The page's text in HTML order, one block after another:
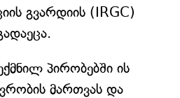
გვარდიის (IRGC)
პირობებში ის
მართვას და